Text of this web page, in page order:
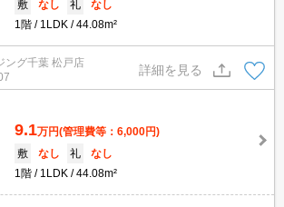
敷 なし 礼
なし
1階
1LDK 44.08m²
ング千葉 松戸店
詳細を見る
9.1万円(管理費等：6,000円)
敷
なし 礼
なし
1階
1LDK 44.08m²